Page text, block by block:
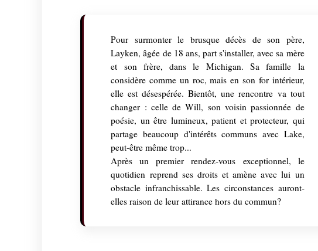
Pour surmonter le brusque décès de son père,
Layken, âgée de 18 ans, part s'installer, avec sa mère
et son frère, dans le Michigan. Sa famille la
considère comme un roc, mais en son for intérieur,
elle est désespérée. Bientôt, une rencontre va tout
changer : celle de Will, son voisin passionnée de
poésie, un être lumineux, patient et protecteur, qui
partage beaucoup d'intérêts communs avec Lake,
peut-être même trop...
Après un premier rendez-vous exceptionnel, le
quotidien reprend ses droits et amène avec lui un
obstacle infranchissable. Les circonstances auront-
elles raison de leur attirance hors du commun?